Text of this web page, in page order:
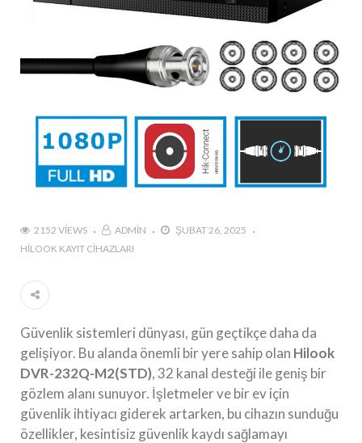
2152 VIEWS ADMIN
ŞUBAT 26, 2025
HILOOK KAYIT CIHAZLARI
Güvenlik sistemleri dünyası, gün geçtikçe daha da
gelişiyor. Bu alanda önemli bir yere sahip olan Hilook
DVR-232Q-M2(STD), 32 kanal desteği ile geniş bir
gözlem alanı sunuyor. İşletmeler ve bir ev için
güvenlik ihtiyacı giderek artarken, bu cihazın sunduğu
özellikler, kesintisiz güvenlik kaydı sağlamayı